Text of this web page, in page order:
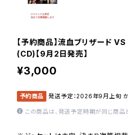
【予約商品】流血ブリザード
(CD)【9月2日発売】
¥3,000
予約商品 発送予定：2026年9月上旬
この商品は、発送予定時期が同じ商品